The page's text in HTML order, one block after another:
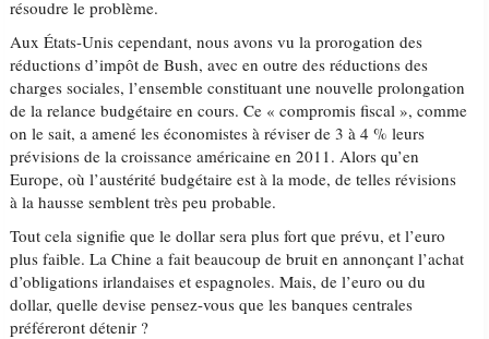
résoudre le problème.
Aux États-Unis cependant, nous avons vu la prorogation des
réductions d’impôt de Bush, avec en outre des réductions des
charges sociales, l’ensemble constituant une nouvelle prolongation
de la relance budgétaire en cours. Ce « compromis fiscal », comme
on le sait, a amené les économistes à réviser de 3 à 4 % leurs
prévisions de la croissance américaine en 2011. Alors qu’en
Europe, où l’austérité budgétaire est à la mode, de telles révisions
à la hausse semblent très peu probable.
Tout cela signifie que le dollar sera plus fort que prévu, et l’euro
plus faible. La Chine a fait beaucoup de bruit en annonçant l’achat
d’obligations irlandaises et espagnoles. Mais, de l’euro ou du
dollar, quelle devise pensez-vous que les banques centrales
préféreront détenir ?